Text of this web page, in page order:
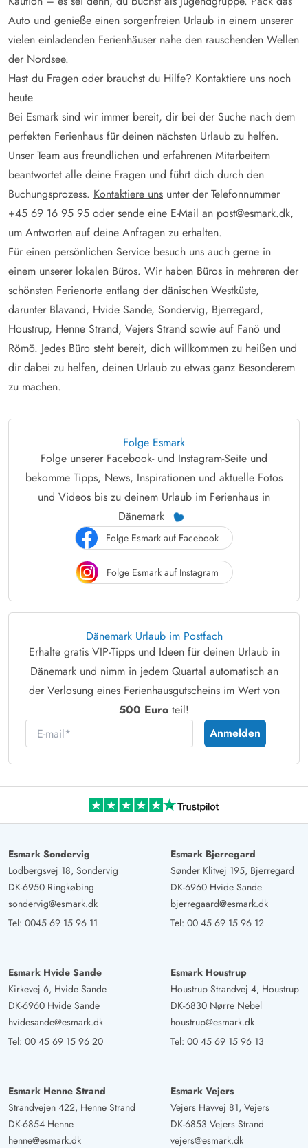
Auto und genieße einen sorgenfreien Urlaub in einem unserer
vielen einladenden Ferienhäuser nahe den rauschenden Wellen
der Nordsee.
Hast du Fragen oder brauchst du Hilfe? Kontaktiere uns noch
heute
Bei Esmark sind wir immer bereit, dir bei der Suche nach dem
perfekten Ferienhaus für deinen nächsten Urlaub zu helfen.
Unser Team aus freundlichen und erfahrenen Mitarbeitern
beantwortet alle deine Fragen und führt dich durch den
Buchungsprozess. Kontaktiere uns unter der Telefonnummer
+45 69 16 95 95 oder sende eine E-Mail an post@esmark.dk,
um Antworten auf deine Anfragen zu erhalten.
Für einen persönlichen Service besuch uns auch gerne in
einem unserer lokalen Büros. Wir haben Büros in mehreren der
schönsten Ferienorte entlang der dänischen Westküste,
darunter Blavand, Hvide Sande, Sondervig, Bjerregard,
Houstrup, Henne Strand, Vejers Strand sowie auf Fanö und
Römö. Jedes Büro steht bereit, dich willkommen zu heißen und
dir dabei zu helfen, deinen Urlaub zu etwas ganz Besonderem
zu machen.
Folge Esmark
Folge unserer Facebook- und Instagram-Seite und
bekomme Tipps, News, Inspirationen und aktuelle Fotos
und Videos bis zu deinem Urlaub im Ferienhaus in
Dänemark
Folge Esmark auf Facebook
Folge Esmark auf Instagram
Dänemark Urlaub im Postfach
Erhalte gratis VIP-Tipps und Ideen für deinen Urlaub in
Dänemark und nimm in jedem Quartal automatisch an
der Verlosung eines Ferienhausgutscheins im Wert von
500 Euro teil!
E-mail
Anmelden
Esmark Sondervig
Lodbergsvej 18, Sondervig
DK-6950 Ringkøbing
sondervig@esmark.dk
Tel: 0045 69 15 96 11
Esmark Bjerregard
Sønder Klitvej 195, Bjerregard
DK-6960 Hvide Sande
bjerregaard@esmark.dk
Tel: 00 45 69 15 96 12
Esmark Hvide Sande
Kirkevej 6, Hvide Sande
DK-6960 Hvide Sande
hvidesande@esmark.dk
Tel: 00 45 69 15 96 20
Esmark Houstrup
Houstrup Strandvej 4, Houstrup
DK-6830 Nørre Nebel
houstrup@esmark.dk
Tel: 00 45 69 15 96 13
Esmark Henne Strand
Strandvejen 422, Henne Strand
DK-6854 Henne
henne@esmark.dk
Esmark Vejers
Vejers Havvej 81, Vejers
DK-6853 Vejers Strand
vejers@esmark.dk